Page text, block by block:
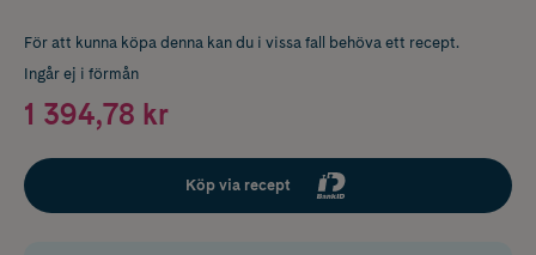
För att kunna köpa denna kan du i vissa fall behöva ett recept.
Ingår ej i förmån
1 394,78 kr
Köp via recept